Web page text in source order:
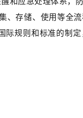
、存储、使用等全
规则和标准的制